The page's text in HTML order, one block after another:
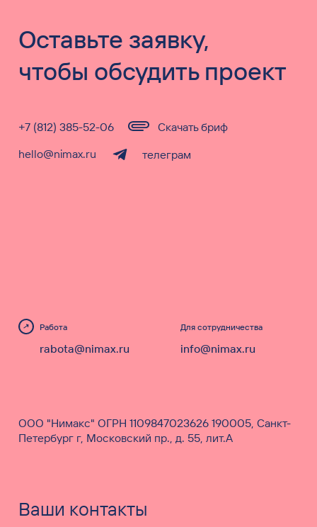
Оставьте заявку,
чтобы обсудить проект
hello@nimax.ru
+7 (812) 385-52-06
телеграм
Скачать бриф
Работа
rabota@nimax.ru
Для сотрудничества
info@nimax.ru
ООО "Нимакс" ОГРН 1109847023626 190005, Санкт-
Петербург г, Московский пр., д. 55, лит.А
Ваши контакты